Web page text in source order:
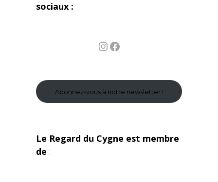
sociaux :
InstagramFacebook
Abonnez-vous à notre newsletter !
Le Regard du Cygne est membre
de :